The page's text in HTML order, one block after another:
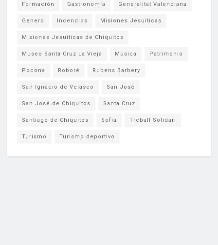
Formación Gastronomía Generalitat Valenciana
Genero Incendios Misiones Jesuiticas
Misiones Jesuíticas de Chiquitos
Museo Santa Cruz La Vieja Música Patrimonio
Pocona Roboré Rubens Barbery
San Ignacio de Velasco San José
San José de Chiquitos Santa Cruz
Santiago de Chiquitos Sofia Treball Solidari
Turismo Turismo deportivo